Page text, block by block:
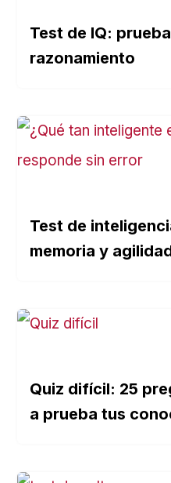
Test de IQ:
razonamiento
Test de
memoria y
Quiz difícil: 25
a prueba tus